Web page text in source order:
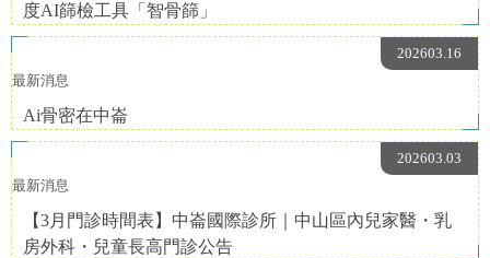
度AI篩檢工具「智骨篩」
202603.16
最新消息
Ai骨密在中崙
202603.03
最新消息
【3月門診時間表】中崙國際診所｜中山區內兒家醫・乳
房外科・兒童長高門診公告